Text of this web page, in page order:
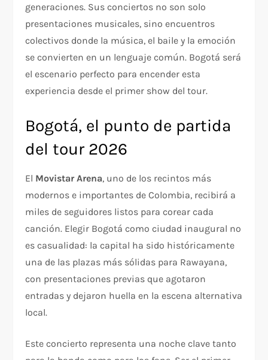
generaciones. Sus conciertos no son solo
presentaciones musicales, sino encuentros
colectivos donde la música, el baile y la emoción
se convierten en un lenguaje común. Bogotá será
el escenario perfecto para encender esta
experiencia desde el primer show del tour.
Bogotá, el punto de partida
del tour 2026
El Movistar Arena, uno de los recintos más
modernos e importantes de Colombia, recibirá a
miles de seguidores listos para corear cada
canción. Elegir Bogotá como ciudad inaugural no
es casualidad: la capital ha sido históricamente
una de las plazas más sólidas para Rawayana,
con presentaciones previas que agotaron
entradas y dejaron huella en la escena alternativa
local.
Este concierto representa una noche clave tanto